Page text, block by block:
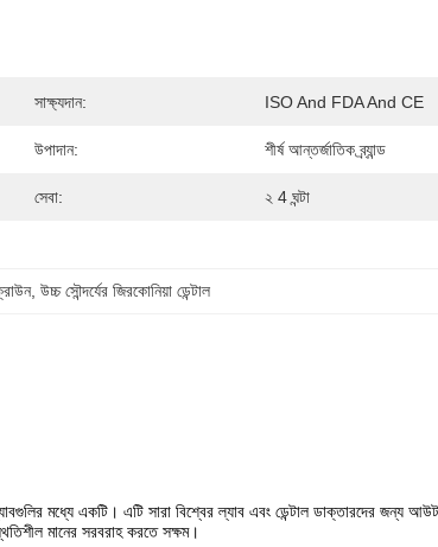
সাক্ষ্যদান: ISO And FDA And CE
উপাদান: শীর্ষ আন্তর্জাতিক ব্র্যান্ড
সেবা: ২ 4 ঘন্টা
উচ্চ সৌন্দর্যের জিরকোনিয়া ডেন্টাল
মধ্যে একটি। এটি সারা বিশ্বের ল্যাব এবং ডেন্টাল ডাক্তারদের জন্য
মানের সরবরাহ করতে সক্ষম।